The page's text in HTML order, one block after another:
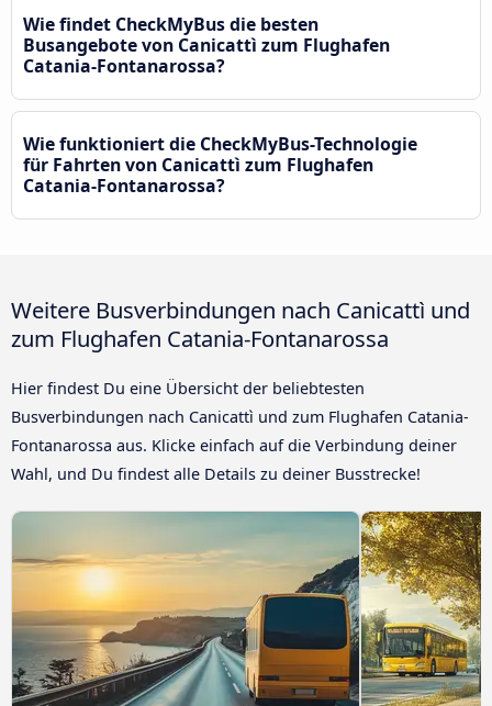
Wie findet CheckMyBus die besten
Busangebote von Canicattì zum Flughafen
Catania-Fontanarossa?
Wie funktioniert die CheckMyBus-Technologie
für Fahrten von Canicattì zum Flughafen
Catania-Fontanarossa?
Weitere Busverbindungen nach Canicattì und
zum Flughafen Catania-Fontanarossa
Hier findest Du eine Übersicht der beliebtesten
Busverbindungen nach Canicattì und zum Flughafen Catania-
Fontanarossa aus. Klicke einfach auf die Verbindung deiner
Wahl, und Du findest alle Details zu deiner Busstrecke!